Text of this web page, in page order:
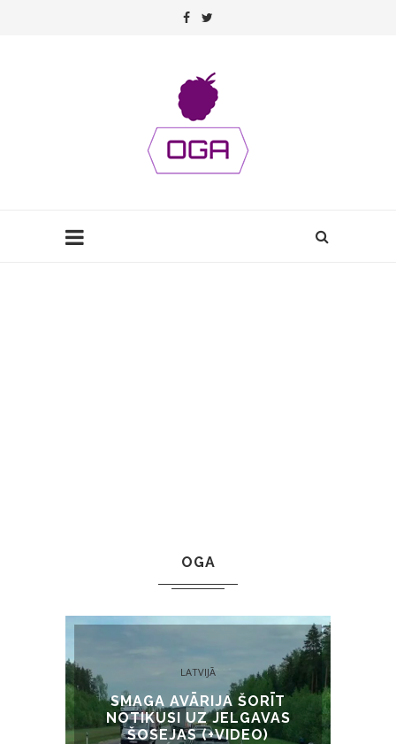
OGA
LATVIJĀ
SMAGA AVĀRIJA ŠORĪT
NOTIKUSI UZ JELGAVAS
ŠOSEJAS (+VIDEO)